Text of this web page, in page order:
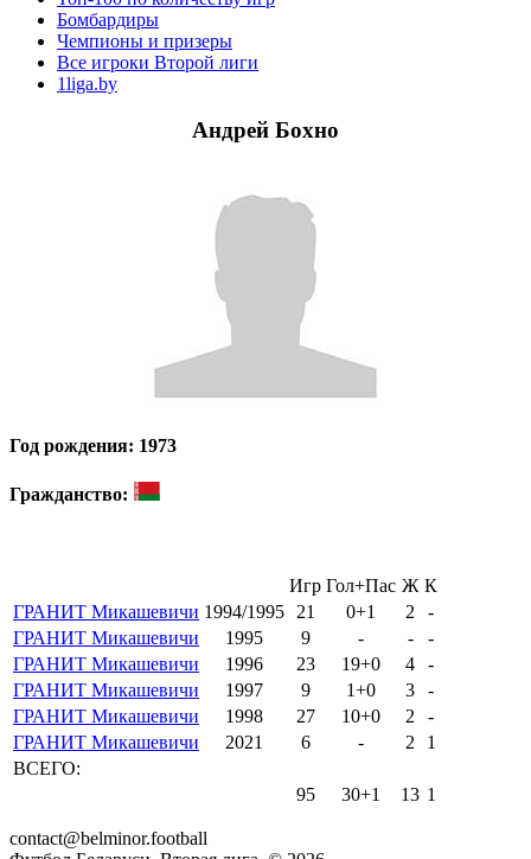
Бомбардиры
Чемпионы и призеры
Все игроки Второй лиги
1liga.by
Андрей Бохно
Год рождения: 1973
Гражданство:
Игр Гол+Пас Ж К
ГРАНИТ Микашевичи 1994/1995 21 0+1 2
-
ГРАНИТ Микашевичи
1995 9 - -
-
ГРАНИТ Микашевичи
1996 23 19+0 4
-
ГРАНИТ Микашевичи
1997 9 1+0 3
-
ГРАНИТ Микашевичи
1998 27 10+0 2
-
ГРАНИТ Микашевичи
2021 6 - 2
1
ВСЕГО:
95
30+1 13 1
contact@belminor.football